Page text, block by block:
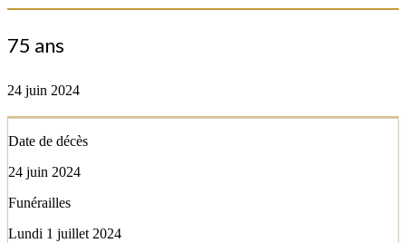
75 ans
24 juin 2024
Date de décès
24 juin 2024
Funérailles
Lundi 1 juillet 2024